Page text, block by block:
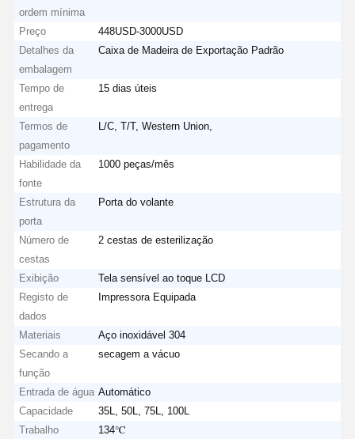
ordem mínima
Preço
448USD-3000USD
Detalhes da
embalagem
Caixa de Madeira de Exportação Padrão
Tempo de
entrega
15 dias úteis
Termos de
pagamento
L/C, T/T, Western Union,
Habilidade da
fonte
1000 peças/mês
Estrutura da
porta
Porta do volante
Número de
cestas
2 cestas de esterilização
Exibição
Tela sensível ao toque LCD
Registo de
dados
Impressora Equipada
Materiais
Aço inoxidável 304
Secando a
função
secagem a vácuo
Entrada de água Automático
Capacidade
35L, 50L, 75L, 100L
Trabalho
134℃